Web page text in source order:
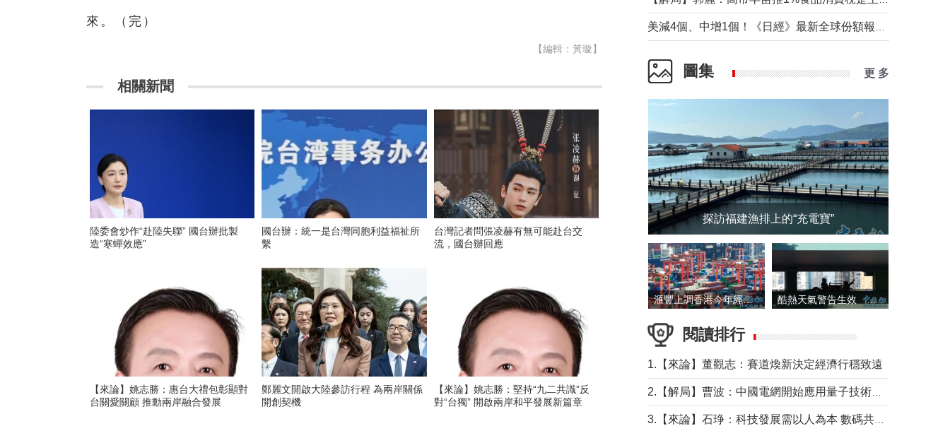
來。（完）
【編輯：黃璇】
相關新聞
陸委會炒作“赴陸失聯” 國台辦批製
造“寒蟬效應”
國台辦：統一是台灣同胞利益福祉所
繫
台灣記者問張凌赫有無可能赴台交
流，國台辦回應
【來論】姚志勝：惠台大禮包彰顯對
台關愛關顧 推動兩岸融合發展
鄭麗文開啟大陸參訪行程 為兩岸關係
開創契機
【來論】姚志勝：堅持“九二共識”反
對“台獨” 開啟兩岸和平發展新篇章
圖集 更 多
探訪福建漁排上的“充電寶”
滙豐上調香港今年經濟增長預測至4.5% 酷熱天氣警告生效 本港高溫持續至下周
閱讀排行
1.【來論】董觀志：賽道煥新決定經濟行穩致遠